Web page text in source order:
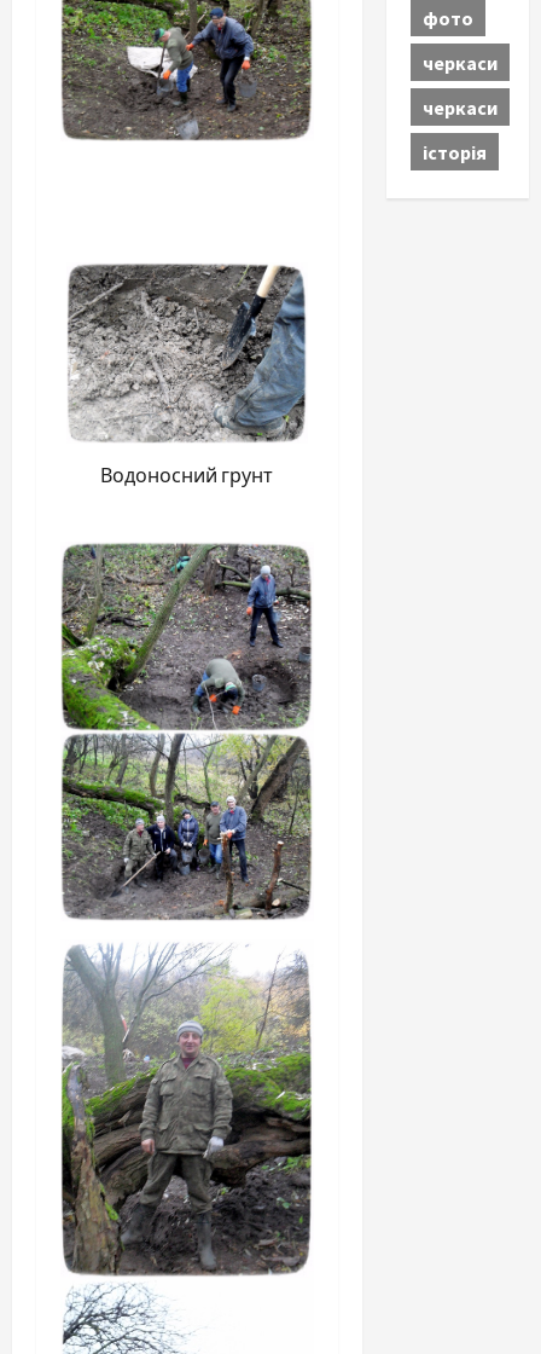
Водоносний грунт
фото
черкаси
черкаси
історія